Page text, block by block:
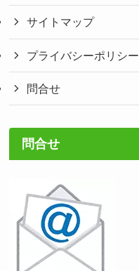
サイトマップ
プライバシーポリシー
問合せ
問合せ